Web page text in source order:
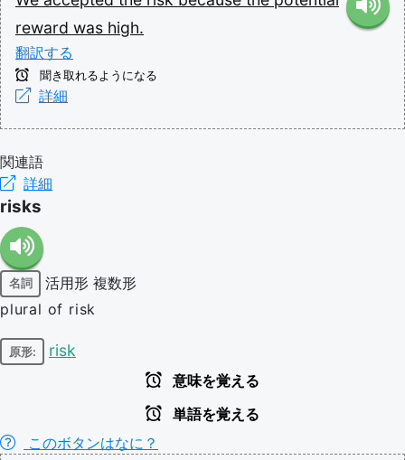
reward was high.
翻訳する
聞き取れるようになる
詳細
関連語
詳細
risks
名詞 活用形 複数形
plural of risk
原形: risk
意味を覚える
単語を覚える
このボタンはなに？